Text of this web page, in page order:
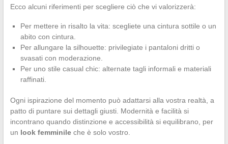
Ecco alcuni riferimenti per scegliere ciò che vi valorizzerà:
Per mettere in risalto la vita: scegliete una cintura sottile o un
abito con cintura.
Per allungare la silhouette: privilegiate i pantaloni dritti o
svasati con moderazione.
Per uno stile casual chic: alternate tagli informali e materiali
raffinati.
Ogni ispirazione del momento può adattarsi alla vostra realtà, a
patto di puntare sui dettagli giusti. Modernità e facilità si
incontrano quando distinzione e accessibilità si equilibrano, per
un look femminileche è solo vostro.